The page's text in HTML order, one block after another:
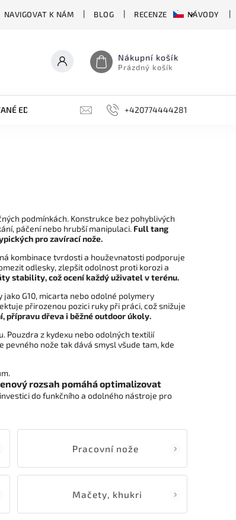
NAVIGOVAT K NÁM BLOG RECENZE NÁVODY
Nákupní košík
Prázdný košík
EDICE BROUSKY, BRUSKY, OCÍLKY
+420774444281
podmínkách. Konstrukce bez pohyblivých
páčení nebo hrubší manipulaci. Full tang
pro zavírací nože.
kombinace tvrdosti a houževnatosti podporuje
odlesky, zlepšit odolnost proti korozi a
stability, což ocení každý uživatel v terénu.
G10, micarta nebo odolné polymery
přirozenou pozici ruky při práci, což snižuje
přípravu dřeva i běžné outdoor úkoly.
Pouzdra z kydexu nebo odolných textilií
nože tak dává smysl všude tam, kde
rozsah pomáhá optimalizovat
do funkčního a odolného nástroje pro
Pracovní nože
Mačety, khukri